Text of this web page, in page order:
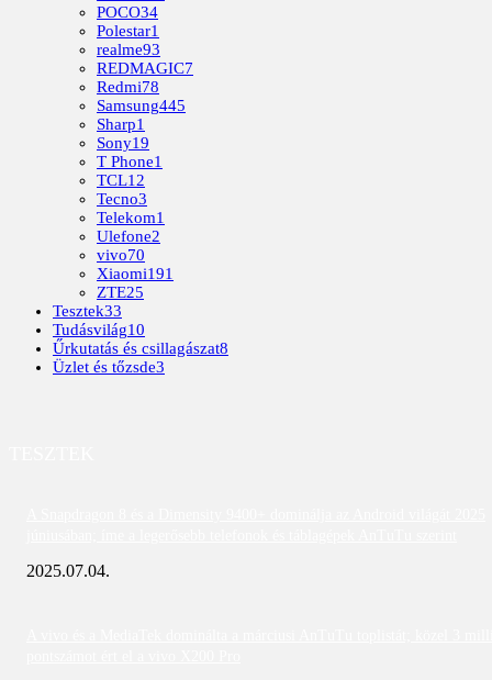
POCO34
Polestar1
realme93
REDMAGIC7
Redmi78
Samsung445
Sharp1
Sony19
T Phone1
TCL12
Tecno3
Telekom1
Ulefone2
vivo70
Xiaomi191
ZTE25
Tesztek33
Tudásvilág10
Űrkutatás és csillagászat8
Üzlet és tőzsde3
2025.07.04.